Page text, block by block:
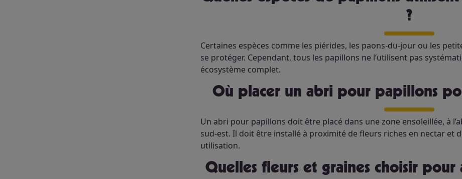
?
Certaines espèces comme les piérides, les paons-du-jour ou les
se protéger. Cependant, tous les papillons ne l’utilisent pas
écosystème complet.
Où placer un abri pour papillons
Un abri pour papillons doit être placé dans une zone ensoleillée, à
sud-est. Il doit être installé à proximité de fleurs riches en nectar et
utilisation.
Quelles fleurs et graines choisir pour attirer les papillons au